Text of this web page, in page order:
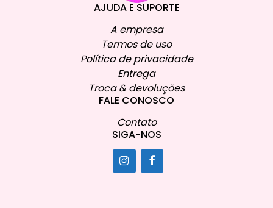
AJUDA E SUPORTE
A empresa
Termos de uso
Política de privacidade
Entrega
Troca & devoluções
FALE CONOSCO
Contato
SIGA-NOS